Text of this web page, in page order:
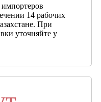
импортеров
14 рабочих
При
уточняйте у